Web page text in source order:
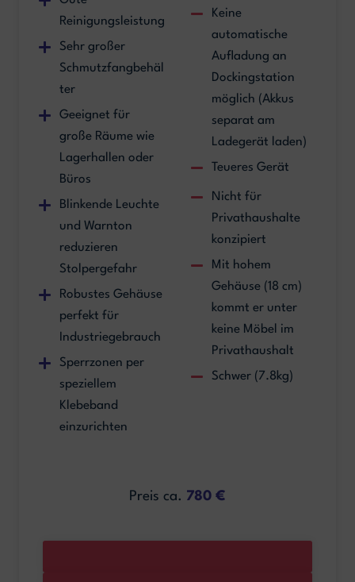
Reinigungsleistung
Sehr großer
Schmutzfangbehäl
ter
Geeignet für
große Räume wie
Lagerhallen oder
Büros
Blinkende Leuchte
und Warnton
reduzieren
Stolpergefahr
Robustes Gehäuse
perfekt für
Industriegebrauch
Sperrzonen per
speziellem
Klebeband
einzurichten
Keine
automatische
Aufladung an
Dockingstation
möglich (Akkus
separat am
Ladegerät laden)
Teueres Gerät
Nicht für
Privathaushalte
konzipiert
Mit hohem
Gehäuse (18 cm)
kommt er unter
keine Möbel im
Privathaushalt
Schwer (7.8kg)
Preis ca. 780 €